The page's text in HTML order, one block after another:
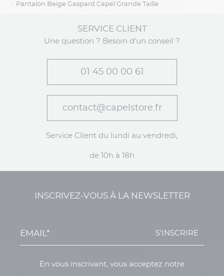
Pantalon Beige Gaspard Capel Grande Taille
SERVICE CLIENT
Une question ? Besoin d'un conseil ?
01 45 00 00 61
contact@capelstore.fr
Service Client du lundi au vendredi,
de 10h à 18h
INSCRIVEZ-VOUS À LA NEWSLETTER
S'INSCRIRE
En vous inscrivant, vous acceptez notre